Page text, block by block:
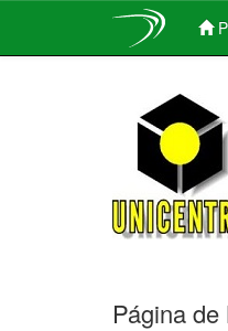
Página